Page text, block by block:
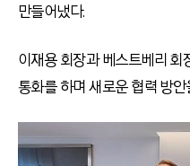
만들어냈다.
이재용 회장과 베스트베리
통화를 하며 새로운 협력 방